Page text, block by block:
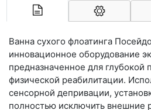
Ванна сухого флоатинга
инновационное оборудование
предназначенное для глубокой
физической реабилитации.
сенсорной депривации,
полностью исключить внешние